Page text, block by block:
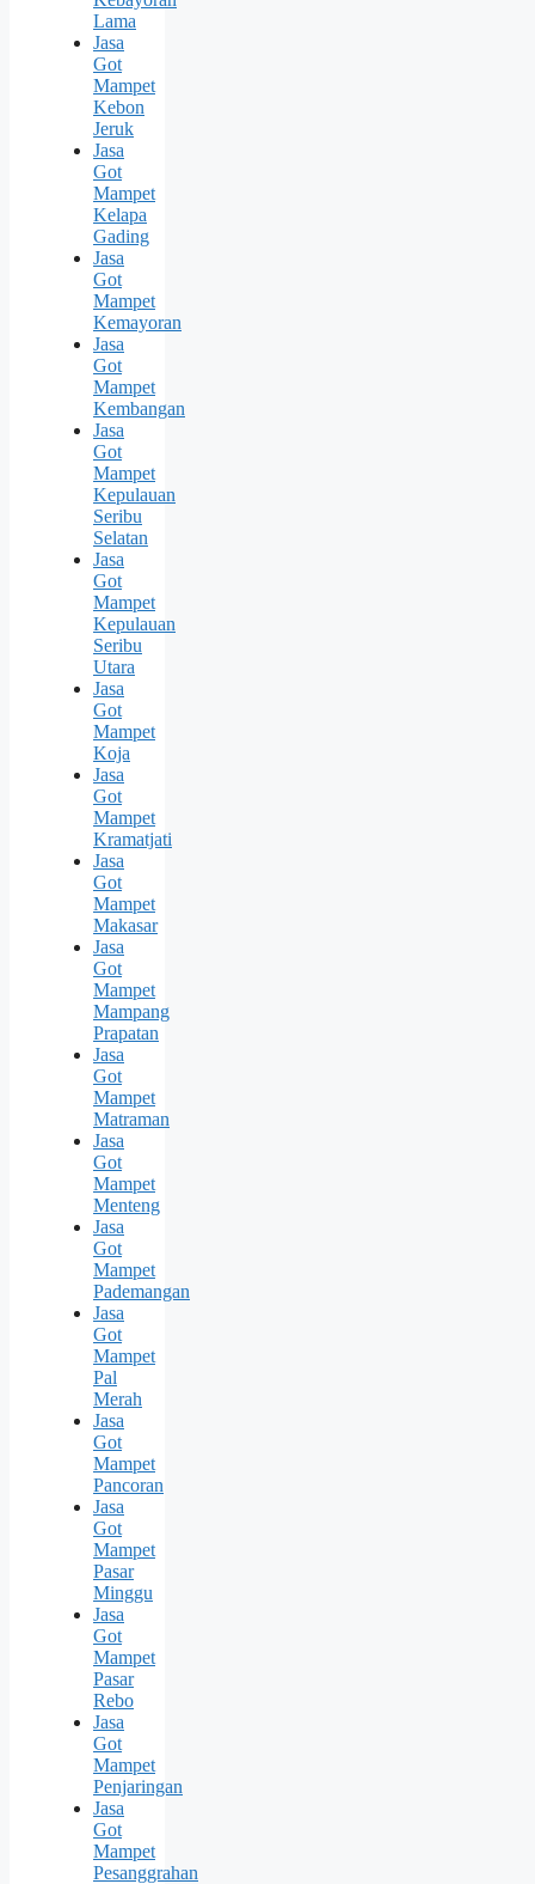
Lama
Jasa
Got
Mampet
Kebon
Jeruk
Jasa
Got
Mampet
Kelapa
Gading
Jasa
Got
Mampet
Kemayoran
Jasa
Got
Mampet
Kembangan
Jasa
Got
Mampet
Kepulauan
Seribu
Selatan
Jasa
Got
Mampet
Kepulauan
Seribu
Utara
Jasa
Got
Mampet
Koja
Jasa
Got
Mampet
Kramatjati
Jasa
Got
Mampet
Makasar
Jasa
Got
Mampet
Mampang
Prapatan
Jasa
Got
Mampet
Matraman
Jasa
Got
Mampet
Menteng
Jasa
Got
Mampet
Pademangan
Jasa
Got
Mampet
Pal
Merah
Jasa
Got
Mampet
Pancoran
Jasa
Got
Mampet
Pasar
Minggu
Jasa
Got
Mampet
Pasar
Rebo
Jasa
Got
Mampet
Penjaringan
Jasa
Got
Mampet
Pesanggrahan